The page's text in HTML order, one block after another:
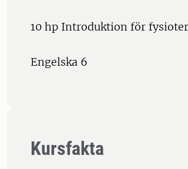
10 hp Introduktion för
Engelska 6
Kursfakta